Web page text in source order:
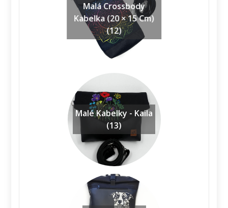
Malá Crossbody
Kabelka (20 × 15 Cm)
(12)
Malé Kabelky - Kaila
(13)